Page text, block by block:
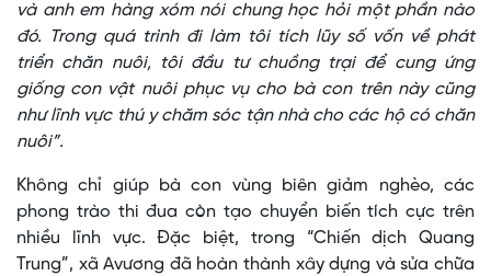
và anh em hàng xóm nói chung học hỏi một phần nào
đó. Trong quá trình đi làm tôi tích lũy số vốn về phát
triển chăn nuôi, tôi đầu tư chuồng trại để cung ứng
giống con vật nuôi phục vụ cho bà con trên này cũng
như lĩnh vực thú y chăm sóc tận nhà cho các hộ có chăn
nuôi”.
Không chỉ giúp bà con vùng biên giảm nghèo, các
phong trào thi đua còn tạo chuyển biến tích cực trên
nhiều lĩnh vực. Đặc biệt, trong “Chiến dịch Quang
Trung”, xã Avương đã hoàn thành xây dựng và sửa chữa